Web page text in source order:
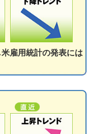
雇用統計の発表には